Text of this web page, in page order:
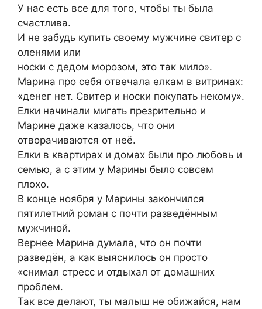
У нас есть все для того, чтобы ты была
счастлива.
И не забудь купить своему мужчине свитер с
оленями или
носки с дедом морозом, это так мило».
Марина про себя отвечала елкам в витринах:
«денег нет. Свитер и носки покупать некому».
Елки начинали мигать презрительно и
Марине даже казалось, что они
отворачиваются от неё.
Елки в квартирах и домах были про любовь и
семью, а с этим у Марины было совсем
плохо.
В конце ноября у Марины закончился
пятилетний роман с почти разведённым
мужчиной.
Вернее Марина думала, что он почти
разведён, а как выяснилось он просто
«снимал стресс и отдыхал от домашних
проблем.
Так все делают, ты малыш не обижайся, нам